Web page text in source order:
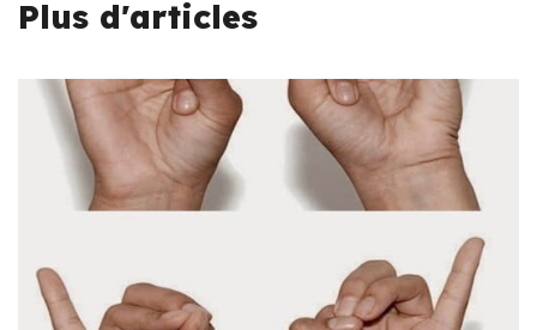
Plus d'articles